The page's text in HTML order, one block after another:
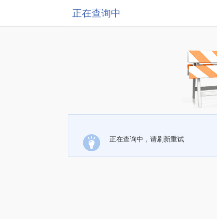
正在查询中
正在查询中，请刷新重试